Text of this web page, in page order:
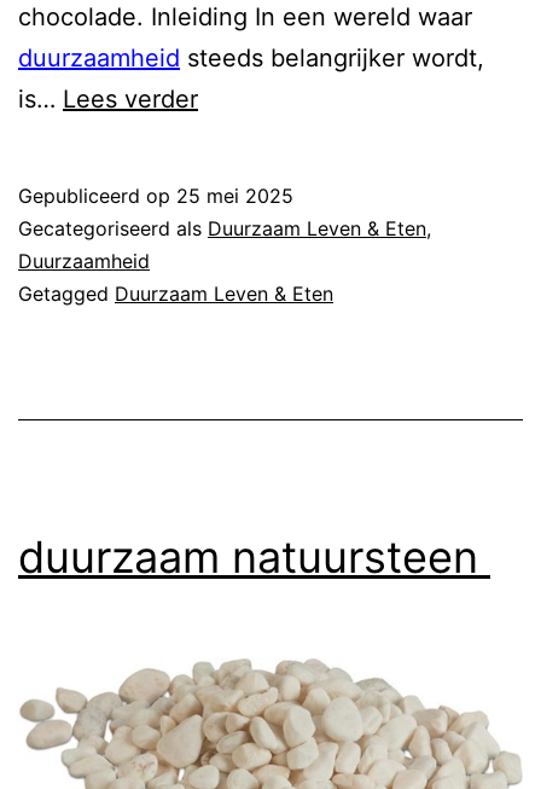
chocolade. Inleiding In een wereld waar
duurzaamheid steeds belangrijker wordt,
is… Lees verderduurzaam
Gepubliceerd op 25 mei 2025
Gecategoriseerd als Duurzaam Leven & Eten,
Duurzaamheid
Getagged Duurzaam Leven & Eten
duurzaam natuursteen